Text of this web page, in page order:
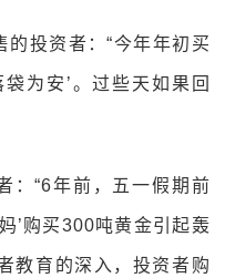
投资者：“今年年初买
为安’。过些天如果回
：“6年前，五一假期前
’购买300吨黄金引起轰
教育的深入，投资者购